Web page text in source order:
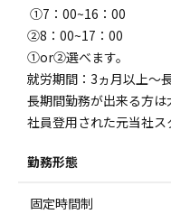
①7：00~16：00
②8：00~17：00
①or②選べます。
就労期間：3ヵ月以上～
長期間勤務が出来る方は
社員登用された元当社ス
勤務形態
固定時間制